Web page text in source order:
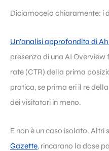
Diciamocelo chiaramente: i
Un’analisi approfondita di
presenza di una AI
rate (CTR) della prima
pratica, se prima eri il re
dei visitatori in meno.
E non è un caso isolato. Altri
Gazette, rincarano la dose